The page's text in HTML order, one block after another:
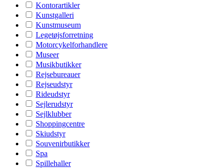
Kontorartikler
Kunstgalleri
Kunstmuseum
Legetøjsforretning
Motorcykelforhandlere
Museer
Musikbutikker
Rejsebureauer
Rejseudstyr
Rideudstyr
Sejlerudstyr
Sejlklubber
Shoppingcentre
Skiudstyr
Souvenirbutikker
Spa
Spillehaller